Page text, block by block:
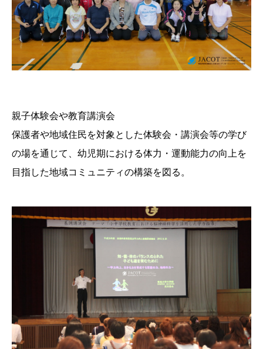
親子体験会や教育講演会
保護者や地域住民を対象とした体験会・講演会等の学び
の場を通じて、幼児期における体力・運動能力の向上を
目指した地域コミュニティの構築を図る。